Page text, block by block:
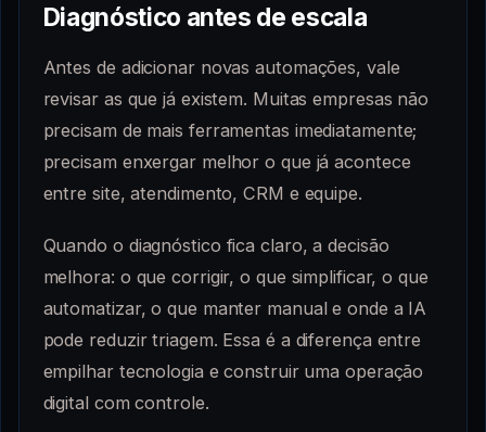
Diagnóstico antes de escala
Antes de adicionar novas automações, vale
revisar as que já existem. Muitas empresas não
precisam de mais ferramentas imediatamente;
precisam enxergar melhor o que já acontece
entre site, atendimento, CRM e equipe.
Quando o diagnóstico fica claro, a decisão
melhora: o que corrigir, o que simplificar, o que
automatizar, o que manter manual e onde a IA
pode reduzir triagem. Essa é a diferença entre
empilhar tecnologia e construir uma operação
digital com controle.